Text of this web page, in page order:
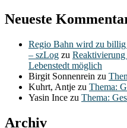
Neueste
Regio Bahn wird zu billig
– szLog zu Reaktivierung
Lebenstedt möglich
Birgit Sonnenrein zu
Kuhrt, Antje zu Thema:
Yasin Ince zu Thema:
Archiv